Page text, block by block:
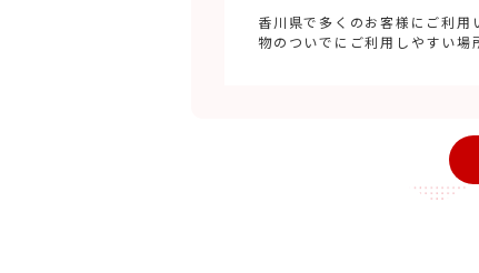
香川県で多くのお客様にご利
物のついでにご利用しやすい場